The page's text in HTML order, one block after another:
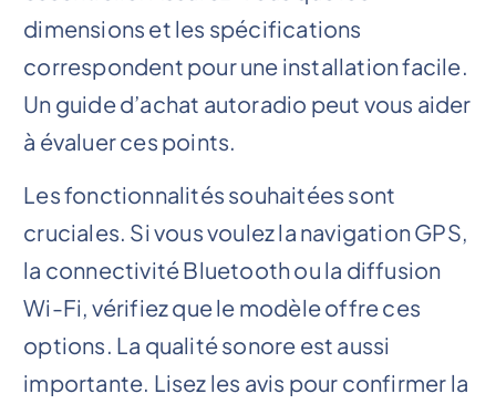
dimensions et les spécifications
correspondent pour une installation facile.
Un guide d’achat autoradio peut vous aider
à évaluer ces points.
Les fonctionnalités souhaitées sont
cruciales. Si vous voulez la navigation GPS,
la connectivité Bluetooth ou la diffusion
Wi-Fi, vérifiez que le modèle offre ces
options. La qualité sonore est aussi
importante. Lisez les avis pour confirmer la